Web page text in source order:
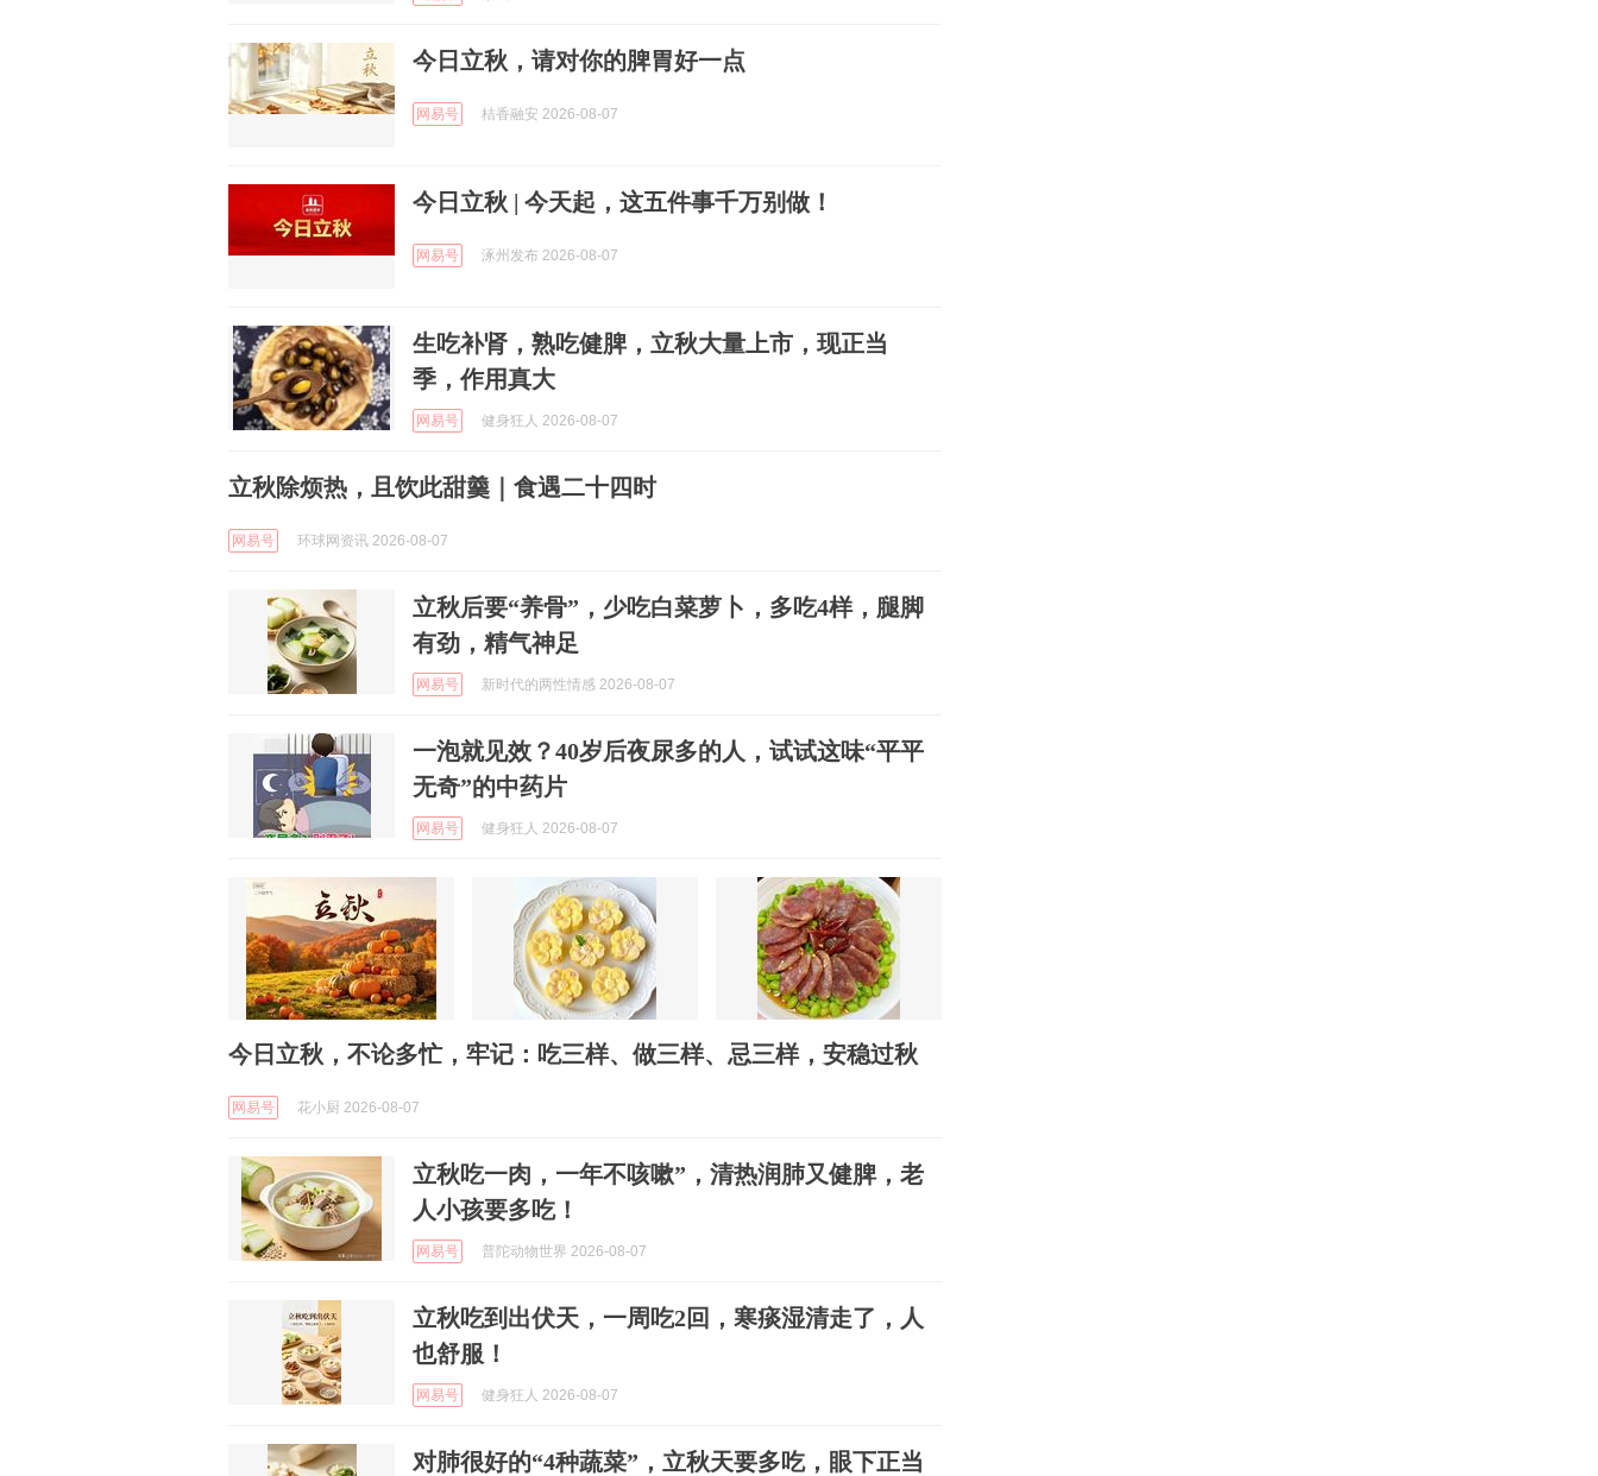
今日立秋，请对你的脾胃好一点
网易号 桔香融安 2026-08-07
今日立秋 | 今天起，这五件事千万别做！
网易号 涿州发布 2026-08-07
生吃补肾，熟吃健脾，立秋大量上市，现正当
季，作用真大
网易号 健身狂人 2026-08-07
立秋除烦热，且饮此甜羹｜食遇二十四时
网易号 环球网资讯 2026-08-07
立秋后要“养骨”，少吃白菜萝卜，多吃4样，腿脚
有劲，精气神足
网易号 新时代的两性情感 2026-08-07
一泡就见效？40岁后夜尿多的人，试试这味“平平
无奇”的中药片
网易号 健身狂人 2026-08-07
今日立秋，不论多忙，牢记：吃三样、做三样、忌三样，安稳过秋
网易号 花小厨 2026-08-07
立秋吃一肉，一年不咳嗽”，清热润肺又健脾，老
人小孩要多吃！
网易号 普陀动物世界 2026-08-07
立秋吃到出伏天，一周吃2回，寒痰湿清走了，人
也舒服！
网易号 健身狂人 2026-08-07
对肺很好的“4种蔬菜”，立秋天要多吃，眼下正当